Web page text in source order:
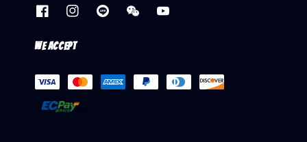
We accept